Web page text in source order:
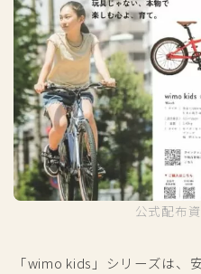
公式配布
「wimo kids」シリーズは、